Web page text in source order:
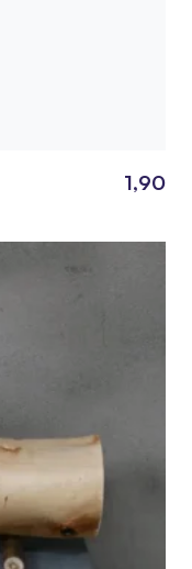
1,90